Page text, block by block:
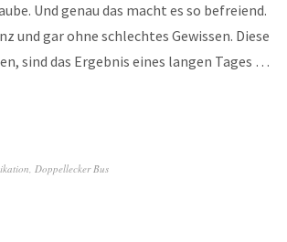
Und genau das macht es so befreiend.
und gar ohne schlechtes Gewissen. Diese
sind das Ergebnis eines langen Tages …
, Doppellecker Bus